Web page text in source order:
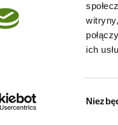
ich
@2026